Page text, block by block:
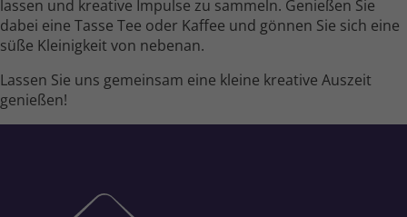
lassen und kreative Impulse zu sammeln. Genießen Sie
dabei eine Tasse Tee oder Kaffee und gönnen Sie sich eine
süße Kleinig­keit von nebenan.
Lassen Sie uns gemeinsam eine kleine kreative Auszeit
genießen!